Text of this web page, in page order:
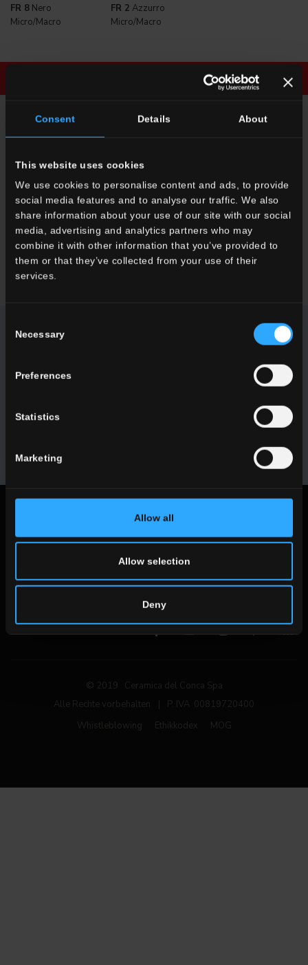
Consent Details About
This website uses cookies
We use cookies to personalise content and ads, to provide
social media features and to analyse our traffic. We also
share information about your use of our site with our social
media, advertising and analytics partners who may
combine it with other information that you’ve provided to
them or that they’ve collected from your use of their
services.
Selection
Necessary
Preferences
Statistics
Marketing
Allow all
Allow selection
Deny
FR 8 Nero
Micro/Macro
FR 2 Azzurro
Micro/Macro
Fordern sie informationen
FORDERN SIE INFORMATIONEN
Wandbelägen?
Suchen Sie einen Händler oder eine spezifische Lösung für Ihren
Entwurf?
SETZEN SIE SICH MIT UNS IN VERBINDUNG
Sie erhalten alle jüngsten Neuigkeiten zu unseren Kollektionen,
Privacy Policy
Folgen Sie uns auf den sozialen Netzwerken
© 2019 Ceramica del Conca Spa
Alle Rechte vorbehalten
|
P. IVA 00819720400
Whistleblowing
Ethikkodex MOG